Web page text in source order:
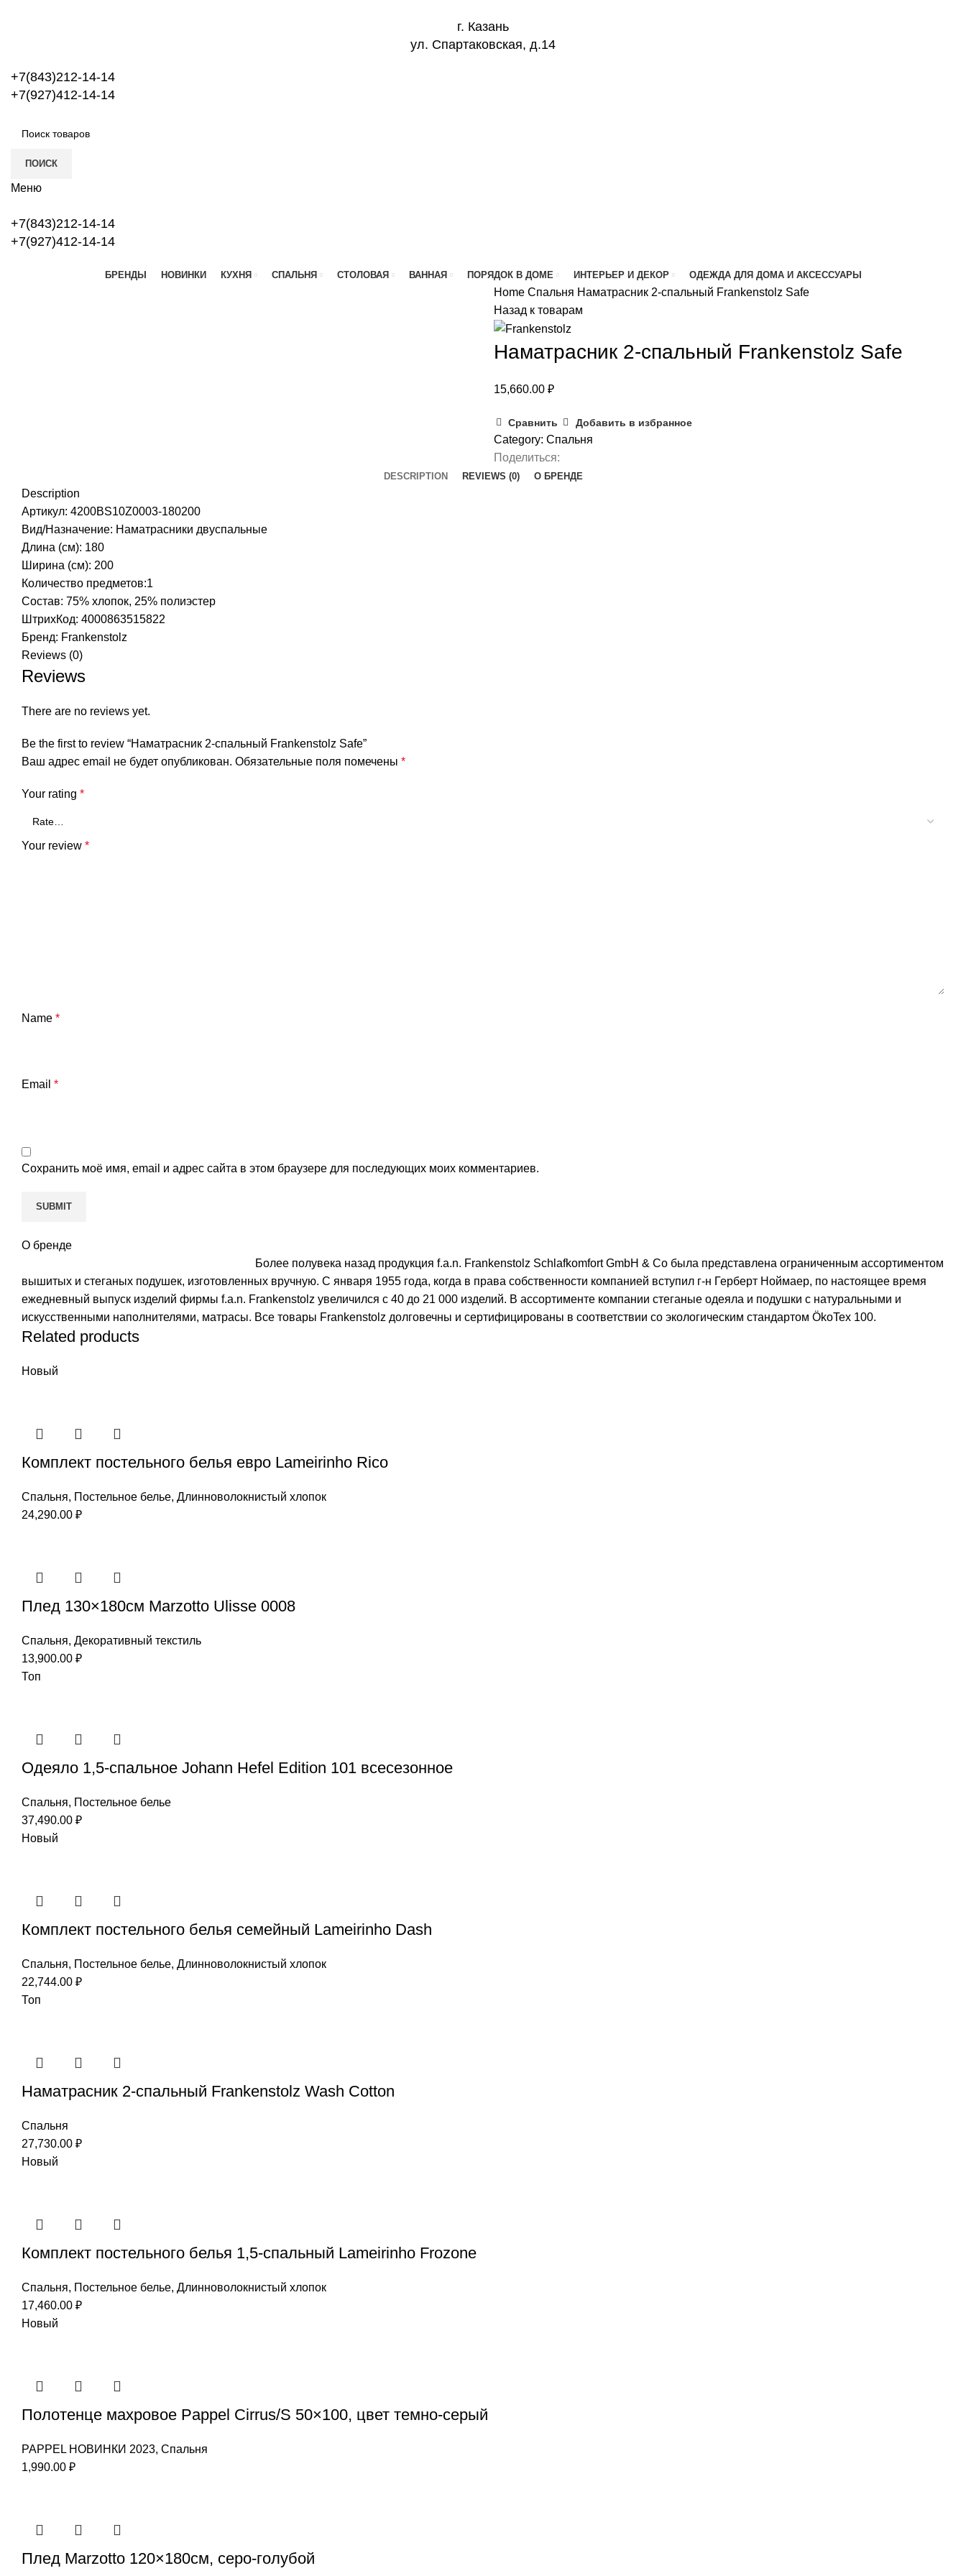
г. Казань
ул. Спартаковская, д.14
+7(843)212-14-14
+7(927)412-14-14
ПОИСК
Меню
+7(843)212-14-14
+7(927)412-14-14
БРЕНДЫ НОВИНКИ КУХНЯ СПАЛЬНЯ СТОЛОВАЯ ВАННАЯ ПОРЯДОК В ДОМЕ ИНТЕРЬЕР И ДЕКОР ОДЕЖДА ДЛЯ ДОМА И АКСЕССУАРЫ
Home Спальня Наматрасник 2-спальный Frankenstolz Safe
Назад к товарам
Наматрасник 2-спальный Frankenstolz Safe
15,660.00 ₽
Сравнить Добавить в избранное
Category: Спальня
Поделиться:
DESCRIPTION REVIEWS (0) О БРЕНДЕ
Description
Артикул: 4200BS10Z0003-180200
Вид/Назначение: Наматрасники двуспальные
Длина (см): 180
Ширина (см): 200
Количество предметов:1
Состав: 75% хлопок, 25% полиэстер
ШтрихКод: 4000863515822
Бренд: Frankenstolz
Reviews (0)
Reviews
There are no reviews yet.
Be the first to review “Наматрасник 2-спальный Frankenstolz Safe”
Ваш адрес email не будет опубликован. Обязательные поля помечены *
Your rating *
Your review *
Name *
Email *
Сохранить моё имя, email и адрес сайта в этом браузере для последующих моих комментариев.
О бренде
Более полувека назад продукция f.a.n. Frankenstolz Schlafkomfort GmbH & Co была представлена ограниченным ассортиментом
вышитых и стеганых подушек, изготовленных вручную. С января 1955 года, когда в права собственности компанией вступил г-н Герберт Ноймаер, по настоящее время
ежедневный выпуск изделий фирмы f.a.n. Frankenstolz увеличился с 40 до 21 000 изделий. В ассортименте компании стеганые одеяла и подушки с натуральными и
искусственными наполнителями, матрасы. Все товары Frankenstolz долговечны и сертифицированы в соответствии со экологическим стандартом ÖkoTex 100.
Related products
Новый
Комплект постельного белья евро Lameirinho Rico
Спальня, Постельное белье, Длинноволокнистый хлопок
24,290.00 ₽
Плед 130×180см Marzotto Ulisse 0008
Спальня, Декоративный текстиль
13,900.00 ₽
Топ
Одеяло 1,5-спальное Johann Hefel Edition 101 всесезонное
Спальня, Постельное белье
37,490.00 ₽
Новый
Комплект постельного белья семейный Lameirinho Dash
Спальня, Постельное белье, Длинноволокнистый хлопок
22,744.00 ₽
Топ
Наматрасник 2-спальный Frankenstolz Wash Cotton
Спальня
27,730.00 ₽
Новый
Комплект постельного белья 1,5-спальный Lameirinho Frozone
Спальня, Постельное белье, Длинноволокнистый хлопок
17,460.00 ₽
Новый
Полотенце махровое Pappel Cirrus/S 50×100, цвет темно-серый
PAPPEL НОВИНКИ 2023, Спальня
1,990.00 ₽
Плед Marzotto 120×180см, серо-голубой